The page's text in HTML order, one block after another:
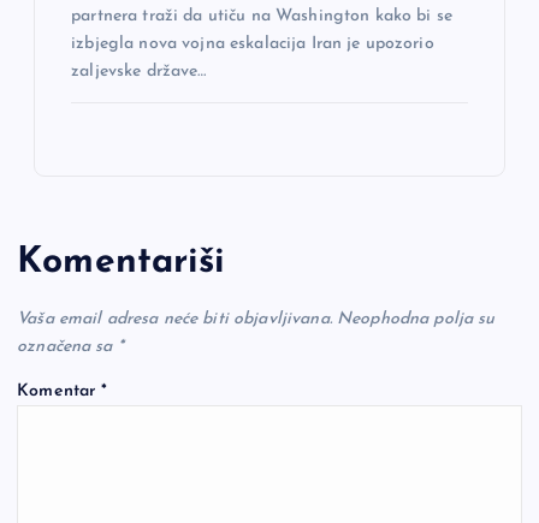
partnera traži da utiču na Washington kako bi se
izbjegla nova vojna eskalacija Iran je upozorio
zaljevske države…
Komentariši
Vaša email adresa neće biti objavljivana. Neophodna polja su
označena sa *
Komentar*